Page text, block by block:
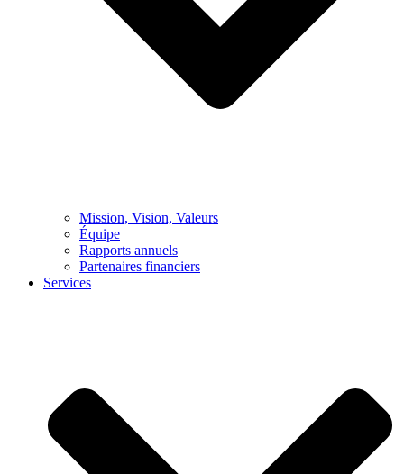
Mission, Vision, Valeurs
Équipe
Rapports annuels
Partenaires financiers
Services